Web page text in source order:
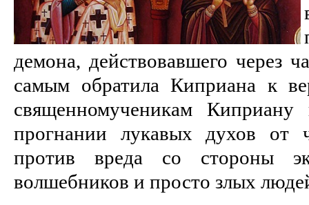
демона, действовавшего через
самым обратила Киприана к
священномученикам
прогнании лукавых духов от
против вреда со стороны
волшебников и просто злых